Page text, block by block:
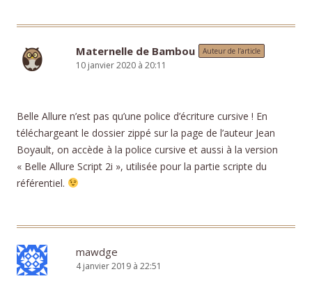
Maternelle de Bambou Auteur de l’article
10 janvier 2020 à 20:11
Belle Allure n’est pas qu’une police d’écriture cursive ! En
téléchargeant le dossier zippé sur la page de l’auteur Jean
Boyault, on accède à la police cursive et aussi à la version
« Belle Allure Script 2i », utilisée pour la partie scripte du
référentiel.
mawdge
4 janvier 2019 à 22:51